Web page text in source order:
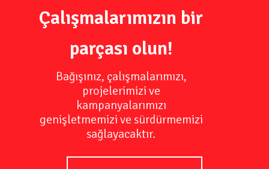
Çalışmalarımızın bir
parçası olun!
Bağışınız, çalışmalarımızı,
projelerimizi ve
kampanyalarımızı
genişletmemizi ve sürdürmemizi
sağlayacaktır.